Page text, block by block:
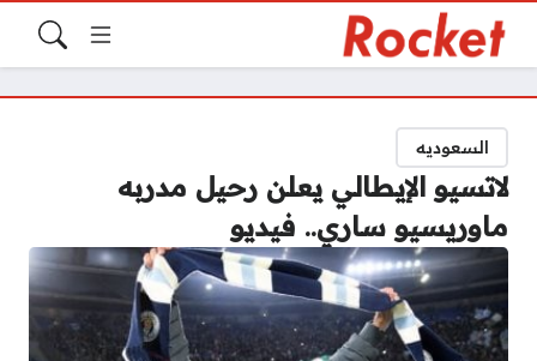
السعوديه
لاتسيو الإيطالي يعلن رحيل مدربه
ماوريسيو ساري.. فيديو